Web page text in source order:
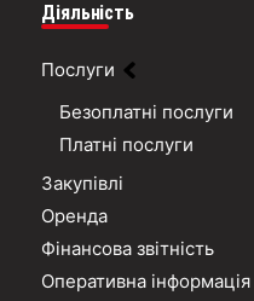
Діяльність
Послуги
Безоплатні послуги
Платні послуги
Закупівлі
Оренда
Фінансова звітність
Оперативна інформація